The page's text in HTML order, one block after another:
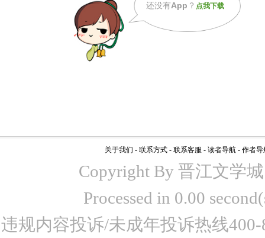
还没有App ？ 点我下载
关于我们 - 联系方式 - 联系客服 - 读者导航 - 作者导
Copyright By 晋江文学
Processed in 0.00
违规内容投诉/未成年投诉热线